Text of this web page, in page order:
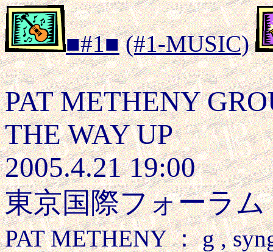
■#1■ (#1-MUSIC)
PAT METHENY
THE WAY UP
2005.4.21 19:00
東京国際フォーラ
PAT METHENY ： g ,